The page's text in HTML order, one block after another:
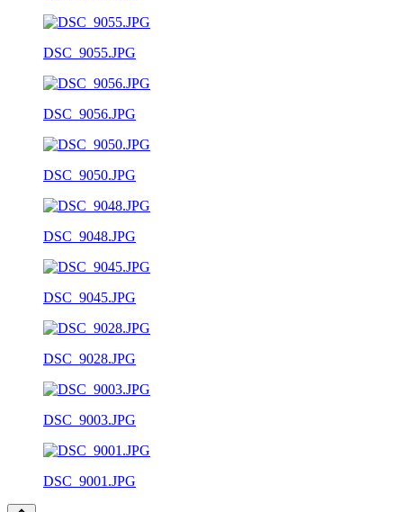
DSC_9055.JPG
DSC_9056.JPG
DSC_9050.JPG
DSC_9048.JPG
DSC_9045.JPG
DSC_9028.JPG
DSC_9003.JPG
DSC_9001.JPG